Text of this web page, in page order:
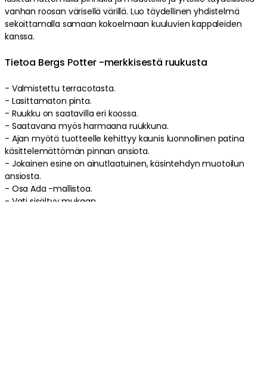
vanhan roosan värisellä värillä. Luo täydellinen yhdistelmä
sekoittamalla samaan kokoelmaan kuuluvien kappaleiden
kanssa.
Tietoa Bergs Potter -merkkisestä ruukusta
- Valmistettu terracotasta.
- Lasittamaton pinta.
- Ruukku on saatavilla eri koossa.
- Saatavana myös harmaana ruukkuna.
- Ajan myötä tuotteelle kehittyy kaunis luonnollinen patina
käsittelemättömän pinnan ansiota.
- Jokainen esine on ainutlaatuinen, käsintehdyn muotoilun
ansiosta.
- Osa Ada -mallistoa.
- Vati sisältyy mukaan.